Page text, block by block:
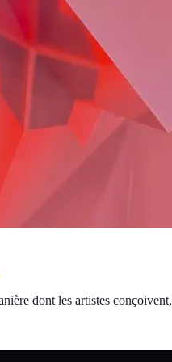
dont les artistes